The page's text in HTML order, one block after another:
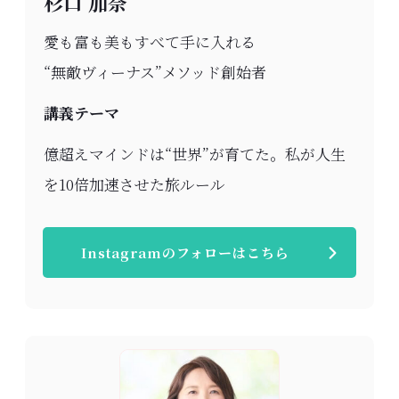
愛も富も美もすべて手に入れる
“無敵ヴィーナス”メソッド創始者
講義テーマ
億超えマインドは“世界”が育てた。私が人生
を10倍加速させた旅ルール
Instagramのフォローはこちら